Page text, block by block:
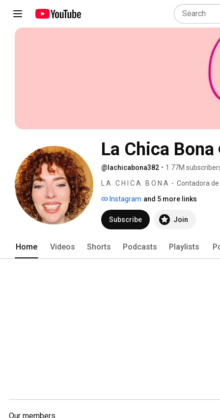
La Chica Bona
@lachicabona382 • 1.77M
L A   C H I C A   B O N A  -  Contadora
Instagram and 5 more links
Subscribe Join
Home Videos Shorts Podcasts Playlists
Our members